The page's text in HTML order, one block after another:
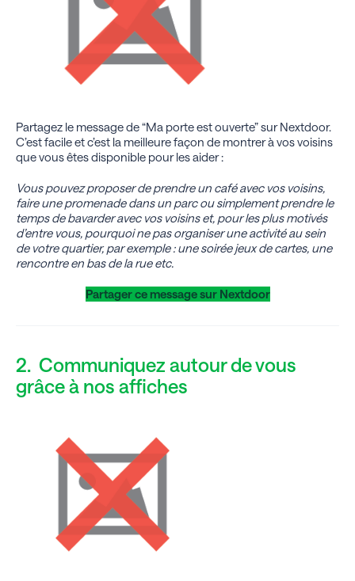
Partagez le message de “Ma porte est ouverte” sur Nextdoor.
C’est facile et c’est la meilleure façon de montrer à vos voisins
que vous êtes disponible pour les aider :
Vous pouvez proposer de prendre un café avec vos voisins,
faire une promenade dans un parc ou simplement prendre le
temps de bavarder avec vos voisins et, pour les plus motivés
d’entre vous, pourquoi ne pas organiser une activité au sein
de votre quartier, par exemple : une soirée jeux de cartes, une
rencontre en bas de la rue etc.
Partager ce message sur Nextdoor
2. Communiquez autour de vous
grâce à nos affiches